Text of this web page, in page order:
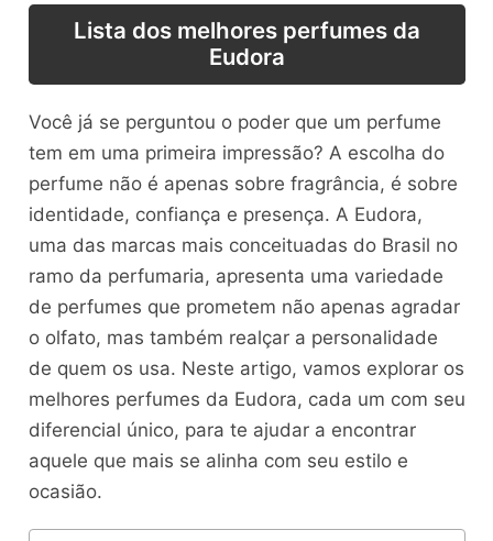
Lista dos melhores perfumes da
Eudora
Você já se perguntou o poder que um perfume
tem em uma primeira impressão? A escolha do
perfume não é apenas sobre fragrância, é sobre
identidade, confiança e presença. A Eudora,
uma das marcas mais conceituadas do Brasil no
ramo da perfumaria, apresenta uma variedade
de perfumes que prometem não apenas agradar
o olfato, mas também realçar a personalidade
de quem os usa. Neste artigo, vamos explorar os
melhores perfumes da Eudora, cada um com seu
diferencial único, para te ajudar a encontrar
aquele que mais se alinha com seu estilo e
ocasião.